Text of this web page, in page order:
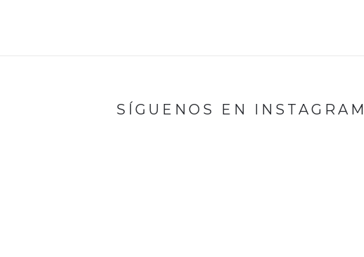
SÍGUENOS EN INSTAGRAM